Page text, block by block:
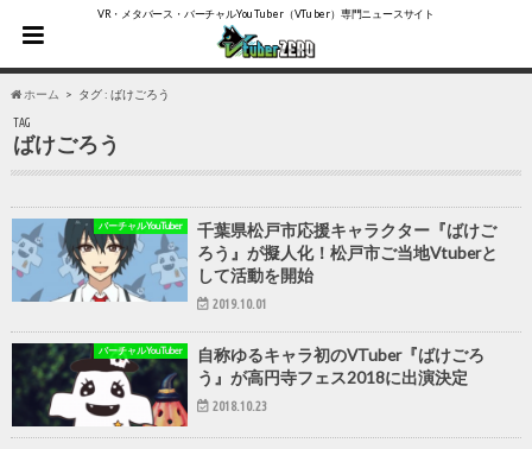
VR・メタバース・バーチャルYouTuber（VTuber）専門ニュースサイト
ホーム タグ : ばけごろう
TAG
ばけごろう
バーチャルYouTuber
千葉県松戸市応援キャラクター『ばけご
ろう』が擬人化！松戸市ご当地Vtuberと
して活動を開始
2019.10.01
バーチャルYouTuber
自称ゆるキャラ初のVTuber『ばけごろ
う』が高円寺フェス2018に出演決定
2018.10.23